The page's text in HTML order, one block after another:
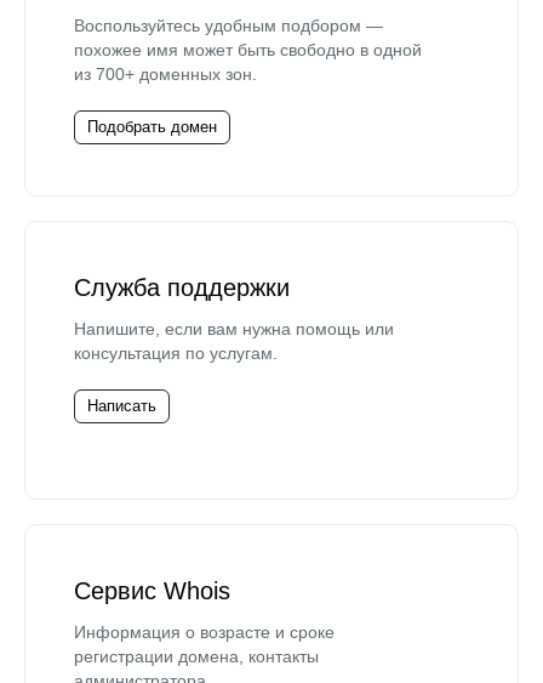
Воспользуйтесь удобным подбором —
похожее имя может быть свободно в одной
из 700+ доменных зон.
Подобрать домен
Служба поддержки
Напишите, если вам нужна помощь или
консультация по услугам.
Написать
Сервис Whois
Информация о возрасте и сроке
регистрации домена, контакты